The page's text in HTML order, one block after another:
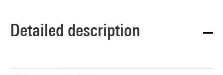
Detailed description